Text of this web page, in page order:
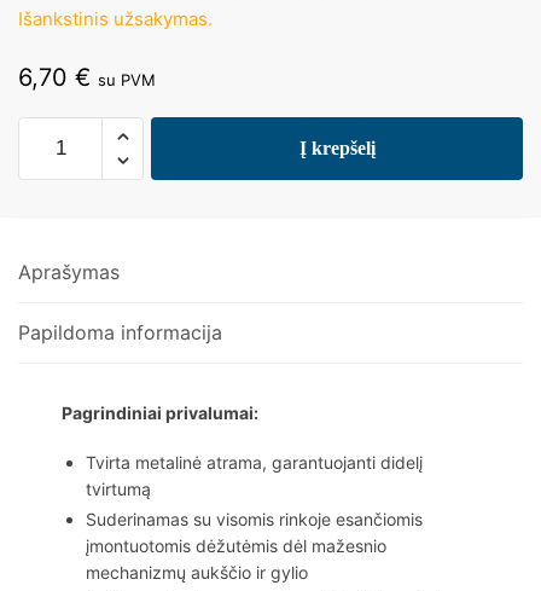
Išankstinis užsakymas.
6,70 € su PVM
Į krepšelį
Aprašymas
Papildoma informacija
Pagrindiniai privalumai:
Tvirta metalinė atrama, garantuojanti didelį
tvirtumą
Suderinamas su visomis rinkoje esančiomis
įmontuotomis dėžutėmis dėl mažesnio
mechanizmų aukščio ir gylio